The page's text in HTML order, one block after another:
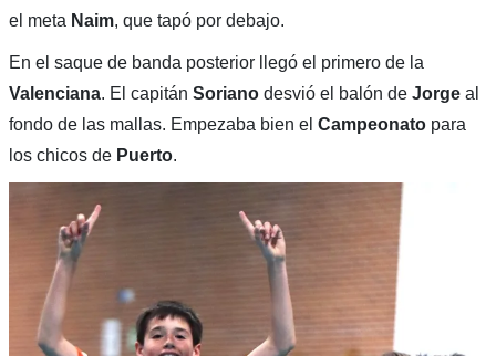
el meta Naim, que tapó por debajo.
En el saque de banda posterior llegó el primero de la
Valenciana. El capitán Sorianodesvió el balón de Jorgeal
fondo de las mallas. Empezaba bien el Campeonatopara
los chicos de Puerto.